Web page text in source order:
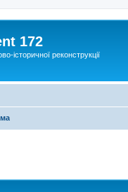
172
історичної реконструкції